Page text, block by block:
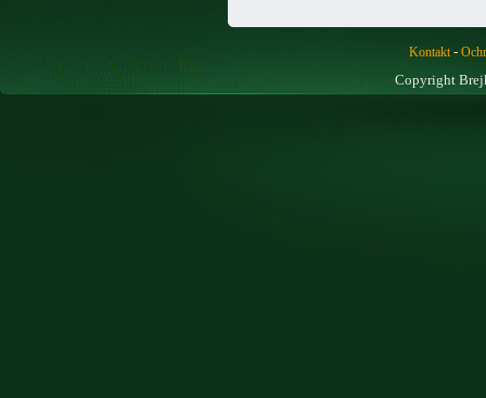
Kontakt-
Copyright